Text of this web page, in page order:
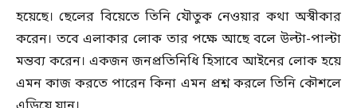
হয়েছে। ছেলের বিয়েতে তিনি যৌতুক নেওয়ার কথা অস্বীকার
করেন। তবে এলাকার লোক তার পক্ষে আছে বলে উল্টা-পাল্টা
মন্তব্য করেন। একজন জনপ্রতিনিধি হিসাবে আইনের লোক হয়ে
এমন কাজ করতে পারেন কিনা এমন প্রশ্ন করলে তিনি কৌশলে